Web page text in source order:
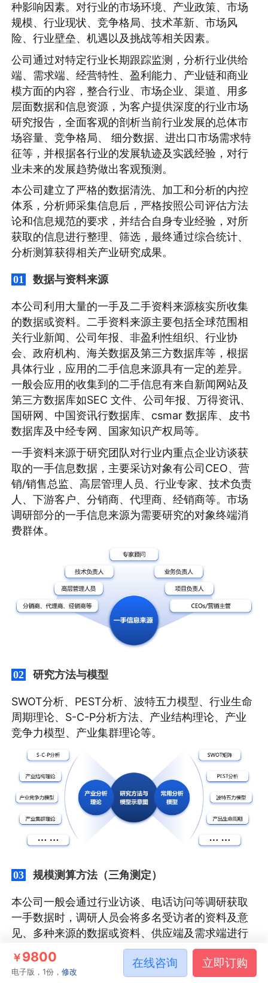
种影响因素。对行业的市场环境、产业政策、市场
规模、行业现状、竞争格局、技术革新、市场风
险、行业壁垒、机遇以及挑战等相关因素。
公司通过对特定行业长期跟踪监测，分析行业供给
端、需求端、经营特性、盈利能力、产业链和商业
模方面的内容，整合行业、市场企业、渠道、用多
层面数据和信息资源，为客户提供深度的行业市场
研究报告，全面客观的剖析当前行业发展的总体市
场容量、竞争格局、 细分数据、进出口市场需求特
征等，并根据各行业的发展轨迹及实践经验，对行
业未来的发展趋势做出客观预测。
本公司建立了严格的数据清洗、加工和分析的内控
体系，分析师采集信息后，严格按照公司评估方法
论和信息规范的要求，并结合自身专业经验，对所
获取的信息进行整理、筛选，最终通过综合统计、
分析测算获得相关产业研究成果。
01 数据与资料来源
本公司利用大量的一手及二手资料来源核实所收集
的数据或资料。二手资料来源主要包括全球范围相
关行业新闻、公司年报、非盈利性组织、行业协
会、政府机构、海关数据及第三方数据库等，根据
具体行业，应用的二手信息来源具有一定的差异。
一般会应用的收集到的二手信息有来自新闻网站及
第三方数据库如SEC 文件、公司年报、万得资讯、
国研网、中国资讯行数据库、csmar 数据库、皮书
数据库及中经专网、国家知识产权局等。
一手资料来源于研究团队对行业内重点企业访谈获
取的一手信息数据，主要采访对象有公司CEO、营
销/销售总监、高层管理人员、行业专家、技术负责
人、下游客户、分销商、代理商、经销商等。市场
调研部分的一手信息来源为需要研究的对象终端消
费群体。
02 研究方法与模型
SWOT分析、PEST分析、波特五力模型、行业生命
周期理论、S-C-P分析方法、产业结构理论、产业
竞争力模型、产业集群理论等。
03 规模测算方法（三角测定）
本公司一般会通过行业访谈、电话访问等调研获取
一手数据时，调研人员会将多名受访者的资料及意
见、多种来源的数据或资料、供应端及需求端进行
比对核查。在资料验证过程中，一般通过三角测定
的方式，从供需两个方向出发，验证资料的合理
性。
￥9800
电子版，1份，修改
在线咨询 立即订购